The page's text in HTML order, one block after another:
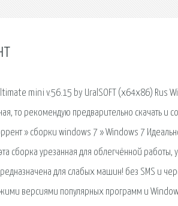
mini v.56.15 by UralSOFT (x64x86) Rus
то рекомендую предварительно скачать и
» сборки windows 7 » Windows 7
сборка урезанная для облегчённой работы,
для слабых машин! без SMS и
версиями популярных программ и